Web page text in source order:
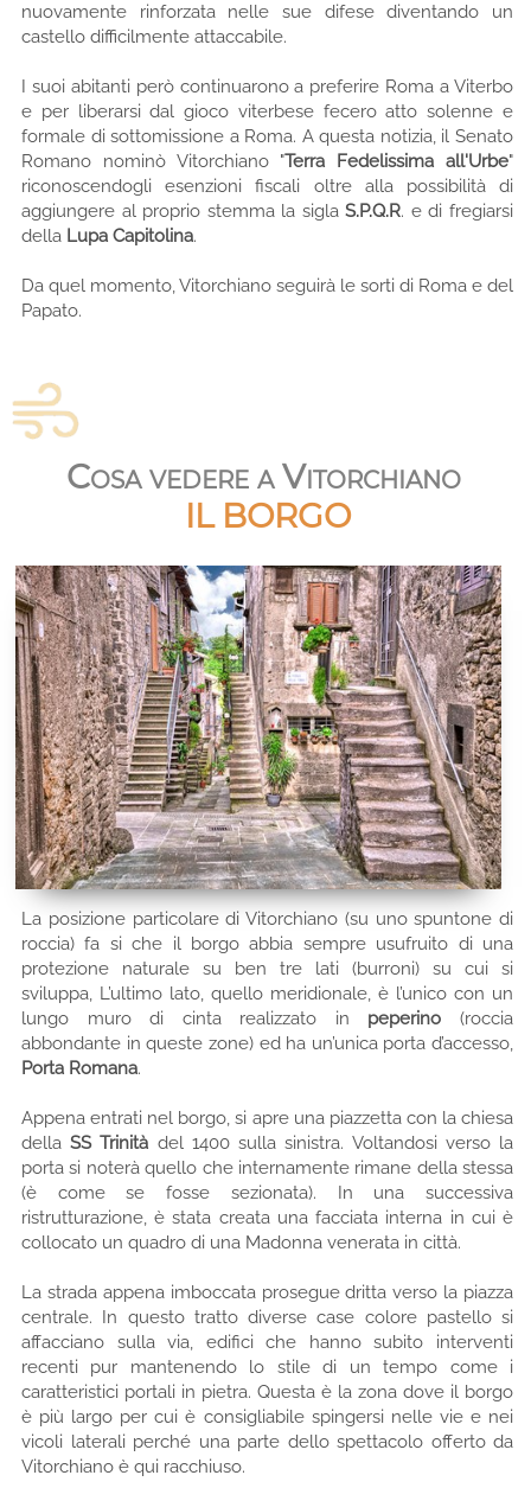
nuovamente rinforzata nelle sue difese diventando un
castello difficilmente attaccabile.
I suoi abitanti però continuarono a preferire Roma a Viterbo
e per liberarsi dal gioco viterbese fecero atto solenne e
formale di sottomissione a Roma. A questa notizia, il Senato
Romano nominò Vitorchiano "Terra Fedelissima all'Urbe"
riconoscendogli esenzioni fiscali oltre alla possibilità di
aggiungere al proprio stemma la siglaS.P.Q.R. e di fregiarsi
della Lupa Capitolina.
Da quel momento, Vitorchiano seguirà le sorti di Roma e del
Papato.
Cosa vedere a Vitorchiano
IL BORGO
La posizione particolare di Vitorchiano (su uno spuntone di
roccia) fa si che il borgo abbia sempre usufruito di una
protezione naturale su ben tre lati (burroni) su cui si
sviluppa, L’ultimo lato, quello meridionale, è l’unico con un
lungo muro di cinta realizzato in peperino (roccia
abbondante in queste zone) ed ha un’unica porta d’accesso,
Porta Romana.
Appena entrati nel borgo, si apre una piazzetta con la chiesa
dellaSS Trinità del 1400 sulla sinistra. Voltandosi verso la
porta si noterà quello che internamente rimane della stessa
(è come se fosse sezionata). In una successiva
ristrutturazione, è stata creata una facciata interna in cui è
collocato un quadro di una Madonna venerata in città.
La strada appena imboccata prosegue dritta verso la piazza
centrale. In questo tratto diverse case colore pastello si
affacciano sulla via, edifici che hanno subito interventi
recenti pur mantenendo lo stile di un tempo come i
caratteristici portali in pietra. Questa è la zona dove il borgo
è più largo per cui è consigliabile spingersi nelle vie e nei
vicoli laterali perché una parte dello spettacolo offerto da
Vitorchiano è qui racchiuso.